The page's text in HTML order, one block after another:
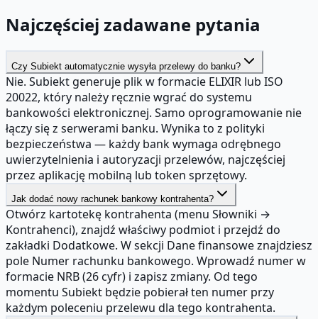
Najczęściej zadawane pytania
Czy Subiekt automatycznie wysyła przelewy do banku?
Nie. Subiekt generuje plik w formacie ELIXIR lub ISO
20022, który należy ręcznie wgrać do systemu
bankowości elektronicznej. Samo oprogramowanie nie
łączy się z serwerami banku. Wynika to z polityki
bezpieczeństwa — każdy bank wymaga odrębnego
uwierzytelnienia i autoryzacji przelewów, najczęściej
przez aplikację mobilną lub token sprzętowy.
Jak dodać nowy rachunek bankowy kontrahenta?
Otwórz kartotekę kontrahenta (menu Słowniki →
Kontrahenci), znajdź właściwy podmiot i przejdź do
zakładki Dodatkowe. W sekcji Dane finansowe znajdziesz
pole Numer rachunku bankowego. Wprowadź numer w
formacie NRB (26 cyfr) i zapisz zmiany. Od tego
momentu Subiekt będzie pobierał ten numer przy
każdym poleceniu przelewu dla tego kontrahenta.